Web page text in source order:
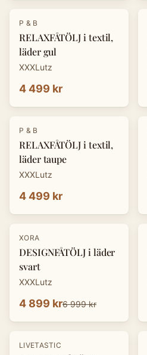
P & B
RELAXFÅTÖLJ i textil,
läder gul
XXXLutz
4 499 kr
P & B
RELAXFÅTÖLJ i textil,
läder taupe
XXXLutz
4 499 kr
-30%
XORA
DESIGNFÅTÖLJ i läder
svart
XXXLutz
4 899 kr6 999 kr
LIVETASTIC